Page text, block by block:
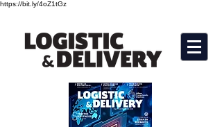
https://bit.ly/4oZ1tGz